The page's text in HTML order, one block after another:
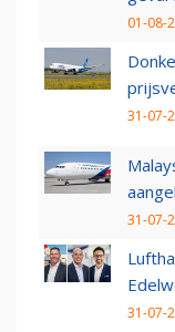
01-08-
31-07-
31-07-
31-07-